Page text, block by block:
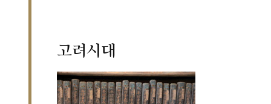
고려시대